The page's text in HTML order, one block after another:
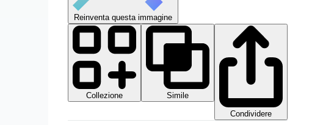
Reinventa questa immagine
Collezione
Simile
Condividere